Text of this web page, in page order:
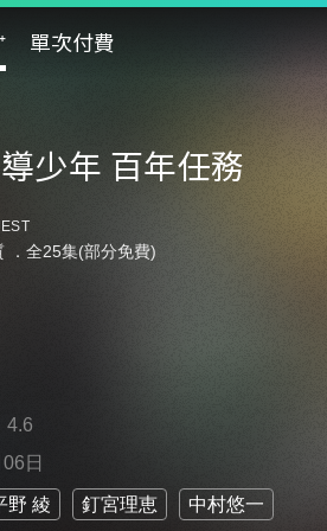
單次付費
少年 百年任務
．全25集(部分免費)
4.6
日
野 綾 釘宮理恵 中村悠一